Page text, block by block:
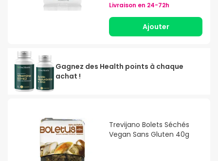
Livraison en 24-72h
Ajouter
Gagnez des Health points à chaque
achat !
Trevijano Bolets Séchés
Vegan Sans Gluten 40g